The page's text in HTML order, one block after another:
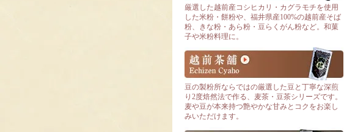
厳選した越前産コシヒカリ・カグラモチを使用
した米粉・餅粉や、福井県産100%の越前産そば
粉、きな粉・あら粉・豆らくがん粉など。和菓
子や米粉料理に。
豆の製粉所ならではの厳選した豆と丁寧な深煎
り2度焙然法で作る、麦茶・豆茶シリーズです。
麦や豆が本来持つ艶やかな甘みとコクをお楽し
みいただけます。